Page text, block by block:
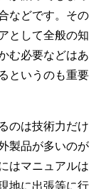
などです。その
として全般の知
む必要などはあ
というのも重要
のは技術力だけ
製品が多いのが
はマニュアルは
地に出張等に行